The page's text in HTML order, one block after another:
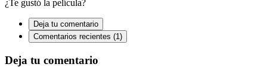
¿Te gustó la película?
Deja tu comentario
Comentarios recientes (1)
Deja tu comentario